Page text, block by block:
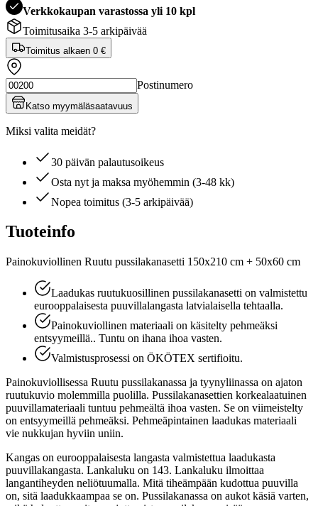
Verkkokaupan varastossa yli 10 kpl
Toimitusaika 3-5 arkipäivää
Toimitus alkaen 0 €
Postinumero
Katso myymäläsaatavuus
Miksi valita meidät?
30 päivän palautusoikeus
Osta nyt ja maksa myöhemmin (3-48 kk)
Nopea toimitus (3-5 arkipäivää)
Tuoteinfo
Painokuviollinen Ruutu pussilakanasetti 150x210 cm + 50x60 cm
Laadukas ruutukuosillinen pussilakanasetti on valmistettu
eurooppalaisesta puuvillalangasta latvialaisella tehtaalla.
Painokuviollinen materiaali on käsitelty pehmeäksi
entsyymeillä.. Tuntu on ihana ihoa vasten.
Valmistusprosessi on ÖKÖTEX sertifioitu.
Painokuviollisessa Ruutu pussilakanassa ja tyynyliinassa on ajaton
ruutukuvio molemmilla puolilla. Pussilakanasettien korkealaatuinen
puuvillamateriaali tuntuu pehmeältä ihoa vasten. Se on viimeistelty
on entsyymeillä pehmeäksi. Pehmeäpintainen laadukas materiaali
vie nukkujan hyviin uniin.
Kangas on eurooppalaisesta langasta valmistettua laadukasta
puuvillakangasta. Lankaluku on 143. Lankaluku ilmoittaa
langantiheyden neliötuumalla. Mitä tiheämpään kudottua puuvilla
on, sitä laadukkaampaa se on. Pussilakanassa on aukot käsiä varten,